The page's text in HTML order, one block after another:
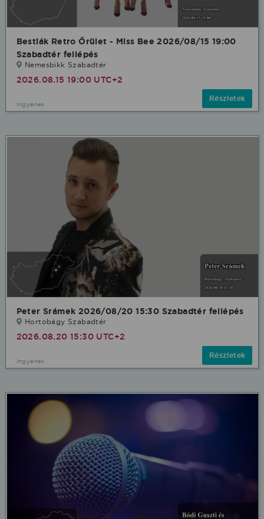
Bestiák Retro Őrület - Miss Bee 2026/08/15 19:00
Szabadtér fellépés
Nemesbikk Szabadtér
2026.08.15 19:00 UTC+2
Ingyenes
Részletek
Peter Srámek 2026/08/20 15:30 Szabadtér fellépés
Hortobágy Szabadtér
2026.08.20 15:30 UTC+2
Ingyenes
Részletek